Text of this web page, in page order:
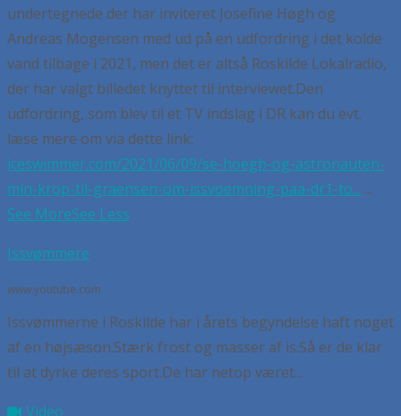
undertegnede der har inviteret Josefine Høgh og
Andreas Mogensen med ud på en udfordring i det kolde
vand tilbage i 2021, men det er altså Roskilde Lokalradio,
der har valgt billedet knyttet til interviewet.Den
udfordring, som blev til et TV indslag i DR kan du evt.
læse mere om via dette link:
iceswimmer.com/2021/06/09/se-hoegh-og-astronauten-
min-krop-til-graensen-om-issvoemning-paa-dr1-to... ...
See MoreSee Less
Issvømmere
www.youtube.com
Issvømmerne i Roskilde har i årets begyndelse haft noget
af en højsæson.Stærk frost og masser af is.Så er de klar
til at dyrke deres sport.De har netop været...
Video